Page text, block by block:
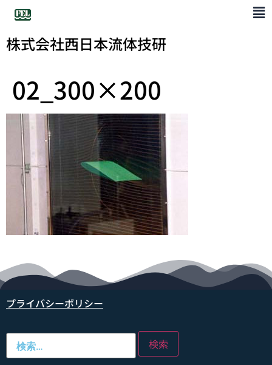
株式会社西日本流体技研
02_300×200
プライバシーポリシー